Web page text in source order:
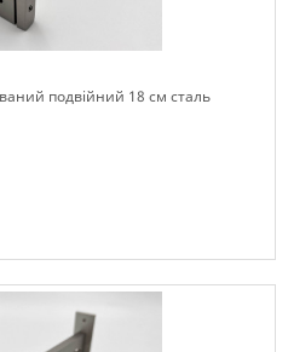
подвійний 18 см сталь